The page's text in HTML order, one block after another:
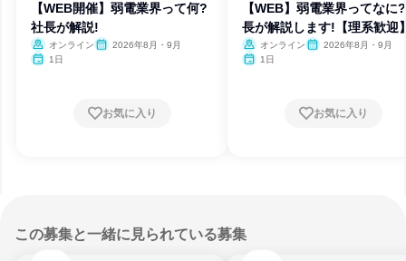
【WEB開催】弱電業界って何?
社長が解説!
オンライン
2026年8月・9月
1日
お気に入り
【WEB】弱電業界ってなに
長が解説します!【理系歓迎
オンライン
2026年8月・9月
1日
お気に入り
この募集と一緒に見られている募集